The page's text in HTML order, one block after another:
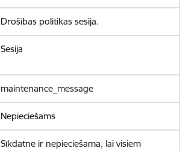
Drošības politikas sesija.
Sesija
maintenance_message
Nepieciešams
Sīkdatne ir nepieciešama, lai visiem